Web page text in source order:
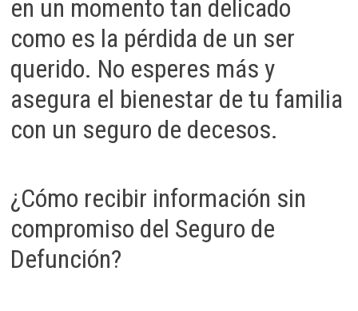
en un momento tan delicado
como es la pérdida de un ser
querido. No esperes más y
asegura el bienestar de tu familia
con un seguro de decesos.
¿Cómo recibir información sin
compromiso del Seguro de
Defunción?